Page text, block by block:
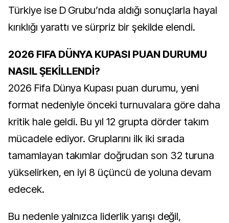
Türkiye ise D Grubu’nda aldığı sonuçlarla hayal
kırıklığı yarattı ve sürpriz bir şekilde elendi.
2026 FIFA DÜNYA KUPASI PUAN DURUMU
NASIL ŞEKİLLENDİ?
2026 Fifa Dünya Kupası puan durumu, yeni
format nedeniyle önceki turnuvalara göre daha
kritik hale geldi. Bu yıl 12 grupta dörder takım
mücadele ediyor. Gruplarını ilk iki sırada
tamamlayan takımlar doğrudan son 32 turuna
yükselirken, en iyi 8 üçüncü de yoluna devam
edecek.
Bu nedenle yalnızca liderlik yarışı değil,